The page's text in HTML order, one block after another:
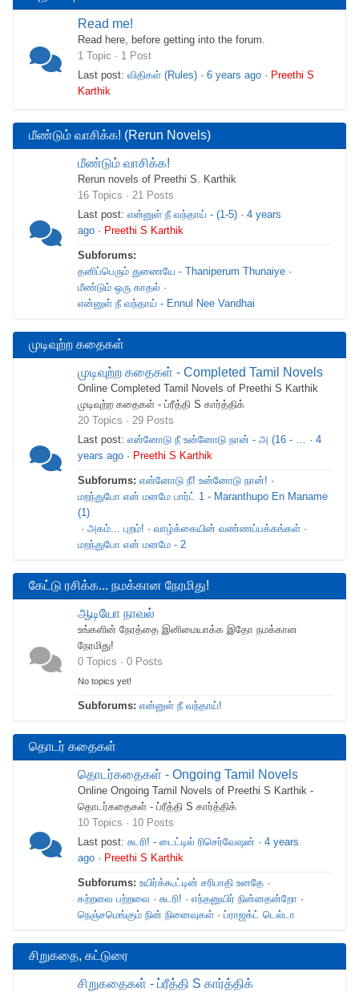
here:
Read me!
Read here, before getting into the forum.
1 Topic · 1 Post
Last post: விதிகள் (Rules) · 6 years ago · Preethi S
Karthik
மீண்டும் வாசிக்க! (Rerun Novels)
மீண்டும் வாசிக்க!
Rerun novels of Preethi S. Karthik
16 Topics · 21 Posts
Last post: என்னுள் நீ வந்தாய் - (1-5) · 4 years
ago · Preethi S Karthik
Subforums:
தனிப்பெரும் துணையே - Thaniperum Thunaiye ·
மீண்டும் ஒரு காதல் ·
என்னுள் நீ வந்தாய் - Ennul Nee Vandhai
முடிவுற்ற கதைகள்
முடிவுற்ற கதைகள் - Completed Tamil Novels
Online Completed Tamil Novels of Preethi S Karthik
முடிவுற்ற கதைகள் - ப்ரீத்தி S கார்த்திக்
20 Topics · 29 Posts
Last post: என்னோடு நீ உன்னோடு நான் - அ (16 - … · 4
years ago · Preethi S Karthik
Subforums: என்னோடு நீ! உன்னோடு நான்! ·
மறந்துபோ என் மனமே பார்ட் 1 - Maranthupo En Maname
(1)
· அகம்... புறம்! · வாழ்க்கையின் வண்ணப்பக்கங்கள் ·
மறந்துபோ என் மனமே - 2
கேட்டு ரசிக்க... நமக்கான நேரமிது!
ஆடியோ நாவல்
உங்களின் நேரத்தை இனிமையாக்க இதோ நமக்கான
நேரமிது!
0 Topics · 0 Posts
No topics yet!
Subforums: என்னுள் நீ வந்தாய்!
தொடர் கதைகள்
தொடர்கதைகள் - Ongoing Tamil Novels
Online Ongoing Tamil Novels of Preethi S Karthik -
தொடர்கதைகள் - ப்ரீத்தி S கார்த்திக்
10 Topics · 10 Posts
Last post: சுடரி! - டைட்டில் ரிசெர்வேஷன் · 4 years
ago · Preethi S Karthik
Subforums: உயிர்க்கூட்டின் சரிபாதி உனதே ·
கற்றவை பற்றவை · சுடரி! · எந்தனுயிர் நின்னதன்றோ ·
நெஞ்சமெங்கும் நின் நினைவுகள் · ப்ராஜக்ட் டெல்டா
சிறுகதை, கட்டுரை
சிறுகதைகள் - ப்ரீத்தி S கார்த்திக்